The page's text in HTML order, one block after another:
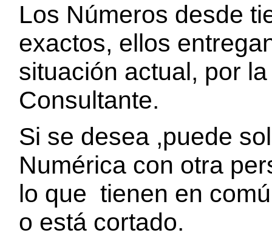
Los Números desde
exactos, ellos
situación actual, por
Consultante.
Si se desea ,puede
Numérica con otra
lo que tienen en
o está cortado.